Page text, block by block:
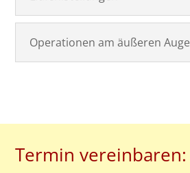
Operationen am äußeren Auge
Termin vereinbaren: